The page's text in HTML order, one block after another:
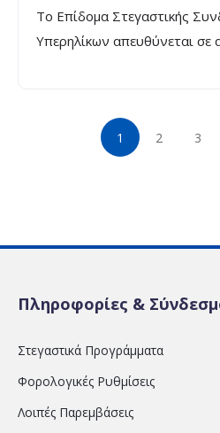
Το Επίδομα Στεγαστικής
Υπερηλίκων απευθύνεται σε
1 2 3
Πληροφορίες &
Στεγαστικά Προγράμματα
Φορολογικές Ρυθμίσεις
Λοιπές Παρεμβάσεις